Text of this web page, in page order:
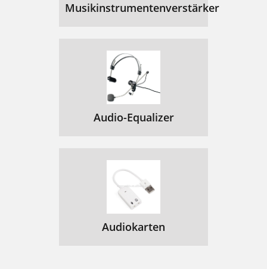
Musikinstrumentenverstärker
Audio-Equalizer
Audiokarten